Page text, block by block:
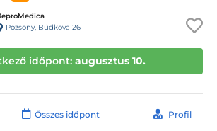
Pozsony, Búdkova 26
időpont: augusztus 10.
Összes időpont Profil